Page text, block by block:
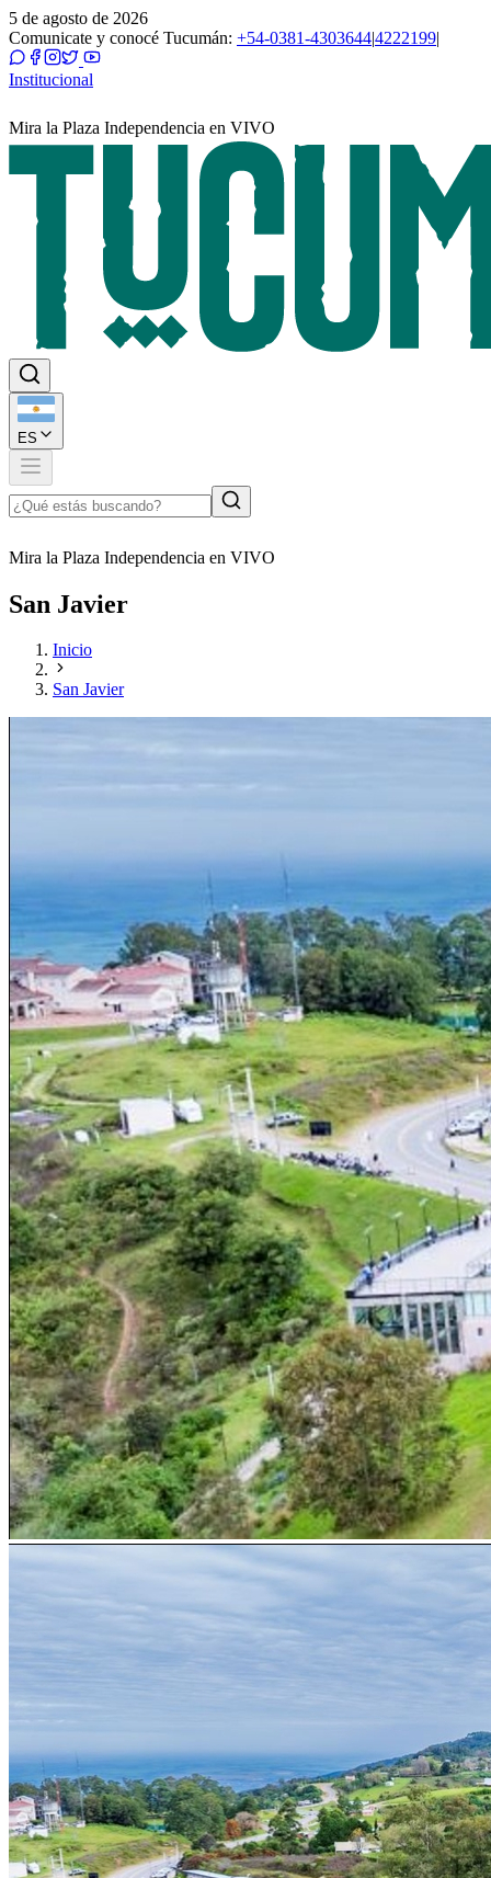
5 de agosto de 2026
Comunicate y conocé Tucumán: +54-0381-4303644|4222199|
Institucional
Mira la Plaza Independencia en VIVO
ES
Mira la Plaza Independencia en VIVO
San Javier
Inicio
San Javier